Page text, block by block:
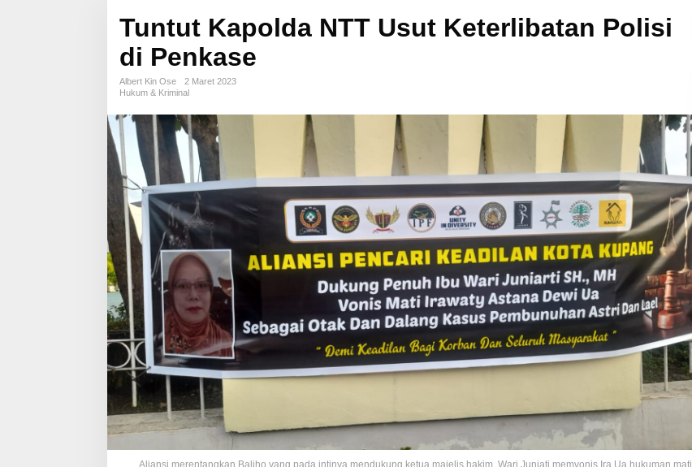
Tuntut Kapolda NTT Usut Keterlibatan Polisi
di Penkase
Albert Kin Ose
2 Maret 2023
Hukum & Kriminal
Aliansi merentangkan Baliho yang pada intinya mendukung ketua majelis hakim, Wari Juniati memvonis Ira Ua hukuman mati